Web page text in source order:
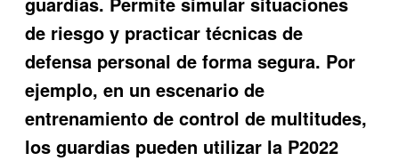
de riesgo y practicar técnicas de
defensa personal de forma segura. Por
ejemplo, en un escenario de
entrenamiento de control de multitudes,
los guardias pueden utilizar la P2022